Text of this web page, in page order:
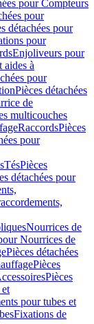
pour Compteurs
pour
détachées pour
pour
Enjoliveurs pour
aides à
pour
Pièces détachées
de
multicouches
RaccordsPièces
pour
TésPièces
détachées pour
Nourrices de
Nourrices de
Pièces détachées
Pièces
Pièces
pour tubes et
Fixations de